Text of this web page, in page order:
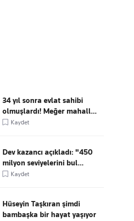
34 yıl sonra evlat sahibi
olmuşlardı! Meğer mahall...
Kaydet
Dev kazancı açıkladı: "450
milyon seviyelerini bul...
Kaydet
Hüseyin Taşkıran şimdi
bambaşka bir hayat yaşıyor